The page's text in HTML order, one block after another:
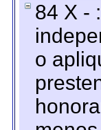
84 X -
o